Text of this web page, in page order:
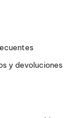
y devoluciones